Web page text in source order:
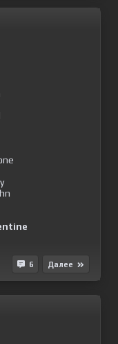
6 Далее